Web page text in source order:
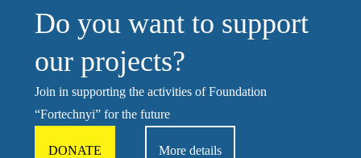
Do you want to support
our projects?
Join in supporting the activities of Foundation
“Fortechnyi” for the future
DONATE More details